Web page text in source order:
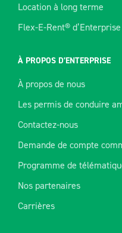
Location à long terme
Flex-E-Rent® d’Enterprise
À PROPOS D’ENTERPRISE
À propos de nous
Les permis de conduire
Contactez-nous
Demande de compte
Programme de
Nos partenaires
Carrières